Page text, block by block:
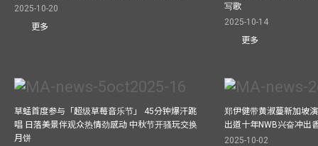
2025-10-20
更多
写歌
2025-10-14
更多
草蜢首度参与「超级草莓音乐节」 45分钟爆汗跳
唱 日落美景伴观众热情劲感动 中秋节开骚玩交换
月饼
郑伊健带黄淑蔓新加坡
出道十年NWB兴奋冲出
2025-10-02